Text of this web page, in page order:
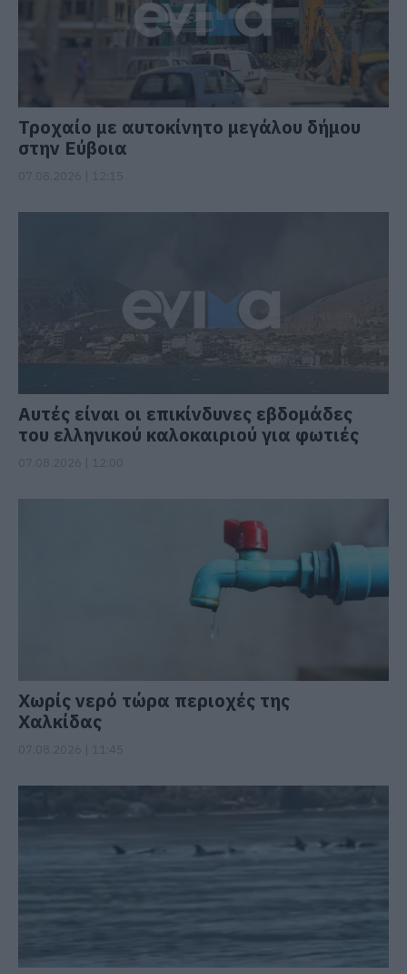
Τροχαίο με αυτοκίνητο μεγάλου δήμου
στην Εύβοια
Αυτές είναι οι επικίνδυνες εβδομάδες
του ελληνικού καλοκαιριού για φωτιές
Χωρίς νερό τώρα περιοχές της
Χαλκίδας